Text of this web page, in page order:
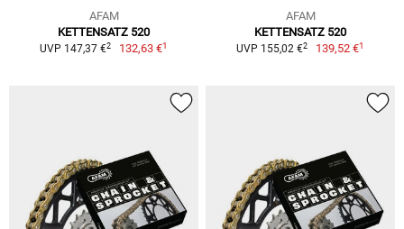
AFAM
KETTENSATZ 520
UVP 147,37 €2 132,63 €1
AFAM
KETTENSATZ 520
UVP 155,02 €2 139,52 €1